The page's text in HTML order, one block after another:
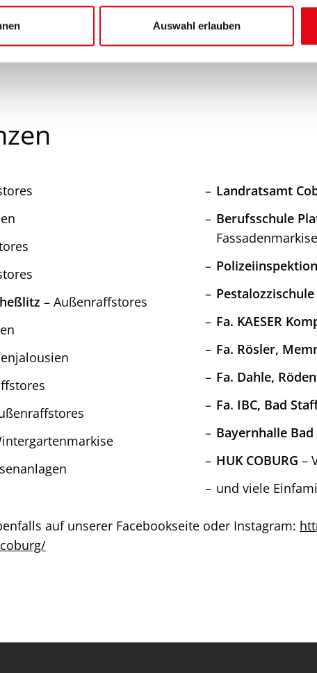
Auswahl erlauben
– Außenraffstores
Landratsamt
Berufsschule
Fa. KAESER
Fa. Rösler,
Fa. Dahle,
Fa. IBC, Bad
Bayernhalle Bad
HUK COBURG –
und viele
auf unserer Facebookseite oder Instagram: